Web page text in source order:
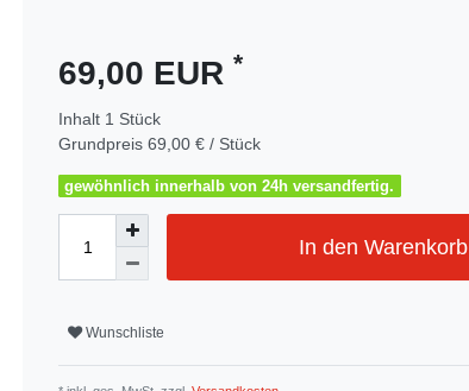
69,00 EUR *
Inhalt 1 Stück
Grundpreis 69,00 € / Stück
gewöhnlich innerhalb von 24h versandfertig.
In den Warenkorb
Wunschliste